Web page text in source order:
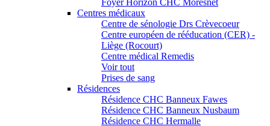
Foyer Horizon CHC Moresnet
Centres médicaux
Centre de sénologie Drs Crèvecoeur
Centre européen de rééducation (CER) -
Liège (Rocourt)
Centre médical Remedis
Voir tout
Prises de sang
Résidences
Résidence CHC Banneux Fawes
Résidence CHC Banneux Nusbaum
Résidence CHC Hermalle